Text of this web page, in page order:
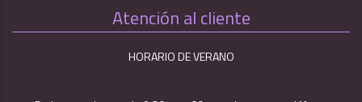
Atención al cliente
HORARIO DE VERANO